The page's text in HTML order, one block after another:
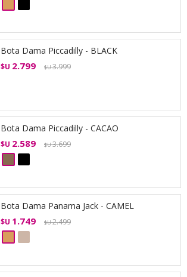
Bota Dama Piccadilly - BLACK
$U 2.799 $U3.999
Bota Dama Piccadilly - CACAO
$U 2.589 $U3.699
Bota Dama Panama Jack - CAMEL
$U 1.749 $U2.499